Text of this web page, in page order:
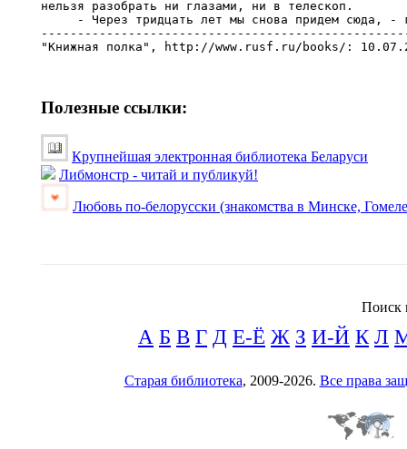
Полезные ссылки:
Крупнейшая электронная библиотека Беларуси
Либмонстр - читай и публикуй!
Любовь по-белорусски (знакомства в Минске,
Поиск
А Б В Г Д Е-Ё Ж З И-Й К Л
Старая библиотека, 2009-2026. Все права